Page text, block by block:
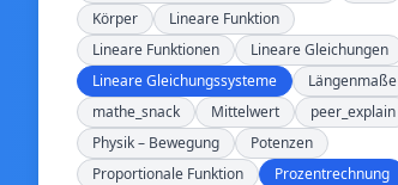
Körper
Lineare Funktion
Lineare Funktionen
Lineare Gleichungen
Lineare Gleichungssysteme
Längenmaße
mathe_snack
Mittelwert
peer_explain
Physik – Bewegung
Potenzen
Proportionale Funktion
Prozentrechnung